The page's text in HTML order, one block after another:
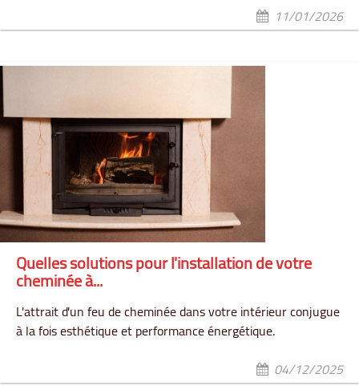
11/01/2026
Quelles solutions pour l'installation de votre
cheminée à...
L'attrait d'un feu de cheminée dans votre intérieur conjugue
à la fois esthétique et performance énergétique.
04/12/2025